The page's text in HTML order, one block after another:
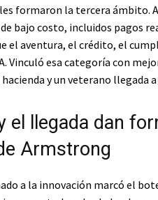
formaron la tercera
bajo costo, incluidos pagos
el aventura, el crédito, el
Vinculó esa categoría con
y un veterano llegada
el llegada dan
Armstrong
a la innovación marcó el